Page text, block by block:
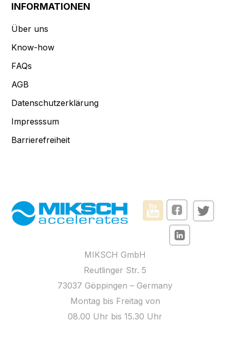
INFORMATIONEN
Über uns
Know-how
FAQs
AGB
Datenschutzerklärung
Impresssum
Barrierefreiheit
MIKSCH GmbH
Reutlinger Str. 5
73037 Göppingen – Germany
Montag bis Freitag von
08.00 Uhr bis 15.30 Uhr